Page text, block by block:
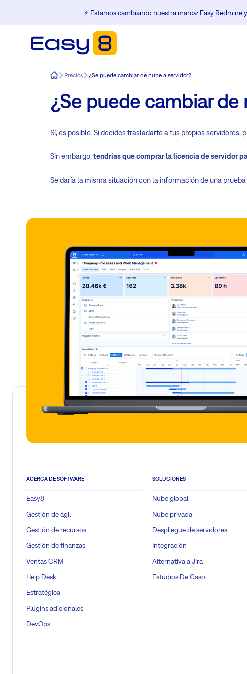
⚡️ Estamos cambiando nuestra marca: Easy
Easy8Precios ¿Se puede cambiar de nube a servidor?
¿Se puede cambiar
Sí, es posible. Si decides trasladarte a tus propios
Sin embargo,tendrías que comprar la licencia de servidor
Se daría la misma situación con la información de una
ACERCA DE SOFTWARE
Easy8
Gestión de ágil
Gestión de recursos
Gestión de finanzas
Ventas CRM
Help Desk
Estratégica
Plugins adicionales
DevOps
SOLUCIONES
Nube global
Nube privada
Despliegue de servidores
Integración
Alternativa a Jira
Estudios De Caso